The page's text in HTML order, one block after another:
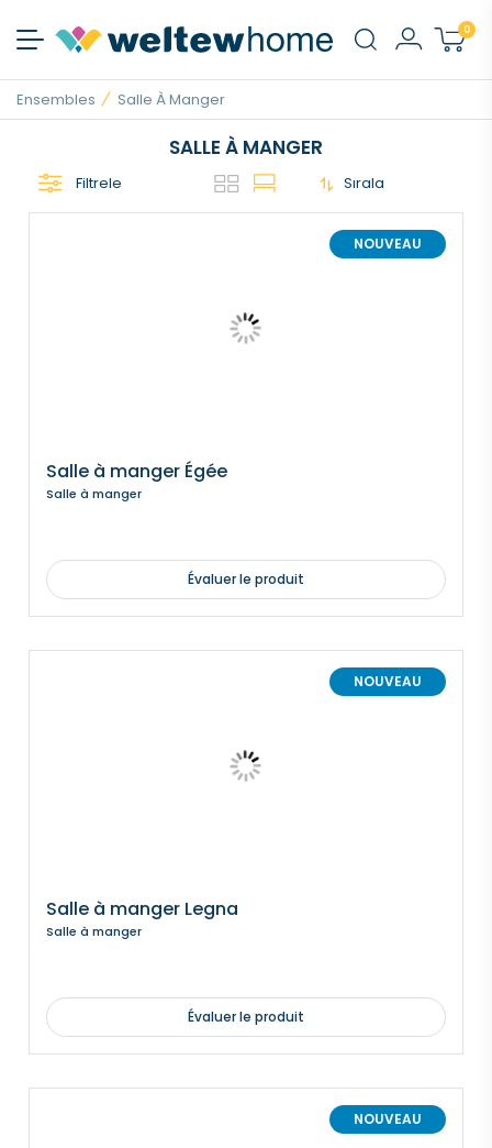
0
Ensembles Salle À Manger
SALLE À MANGER
Filtrele Sırala
NOUVEAU
Salle à manger Égée
Salle à manger
Évaluer le produit
NOUVEAU
Salle à manger Legna
Salle à manger
Évaluer le produit
NOUVEAU